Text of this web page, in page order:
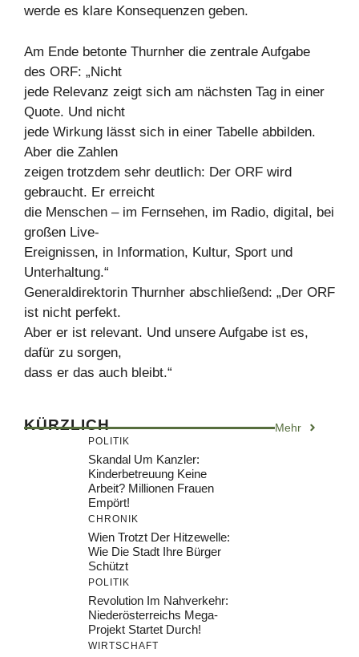
werde es klare Konsequenzen geben.
Am Ende betonte Thurnher die zentrale Aufgabe
des ORF: „Nicht
jede Relevanz zeigt sich am nächsten Tag in einer
Quote. Und nicht
jede Wirkung lässt sich in einer Tabelle abbilden.
Aber die Zahlen
zeigen trotzdem sehr deutlich: Der ORF wird
gebraucht. Er erreicht
die Menschen – im Fernsehen, im Radio, digital, bei
großen Live-
Ereignissen, in Information, Kultur, Sport und
Unterhaltung.“
Generaldirektorin Thurnher abschließend: „Der ORF
ist nicht perfekt.
Aber er ist relevant. Und unsere Aufgabe ist es,
dafür zu sorgen,
dass er das auch bleibt.“
KÜRZLICH Mehr
POLITIK
Skandal Um Kanzler:
Kinderbetreuung Keine
Arbeit? Millionen Frauen
Empört!
CHRONIK
Wien Trotzt Der Hitzewelle:
Wie Die Stadt Ihre Bürger
Schützt
POLITIK
Revolution Im Nahverkehr:
Niederösterreichs Mega-
Projekt Startet Durch!
WIRTSCHAFT